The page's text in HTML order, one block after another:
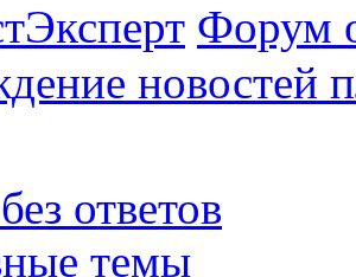
Форум
новостей
ответов
темы